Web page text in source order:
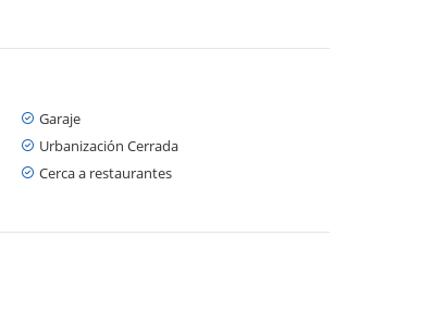
Garaje
Urbanización Cerrada
Cerca a restaurantes